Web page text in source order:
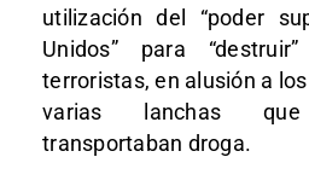
utilización del “poder
Unidos” para
terroristas, en alusión a
varias lanchas que
transportaban droga.